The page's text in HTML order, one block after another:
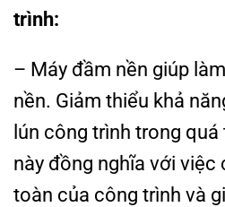
trình:
– Máy đầm nền giúp
nền. Giảm thiểu khả
lún công trình trong
này đồng nghĩa với việc
toàn của công trình và